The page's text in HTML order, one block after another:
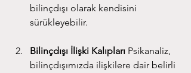
bilinçdışı olarak kendisini
sürükleyebilir.
Bilinçdışı İlişki Kalıpları Psikanaliz,
bilinçdışımızda ilişkilere dair belirli